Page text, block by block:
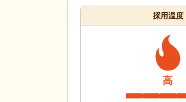
採用温度
高